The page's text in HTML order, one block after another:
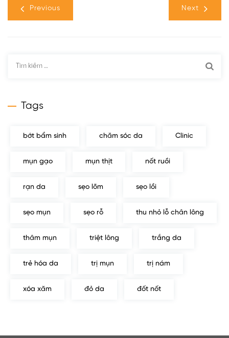
Previous Next
Tags
bớt bẩm sinh chăm sóc da Clinic
mụn gạo mụn thịt nốt ruồi
rạn da sẹo lõm sẹo lồi
sẹo mụn sẹo rỗ thu nhỏ lỗ chân lông
thâm mụn triệt lông trắng da
trẻ hóa da trị mụn trị nám
xóa xăm đỏ da đốt nốt